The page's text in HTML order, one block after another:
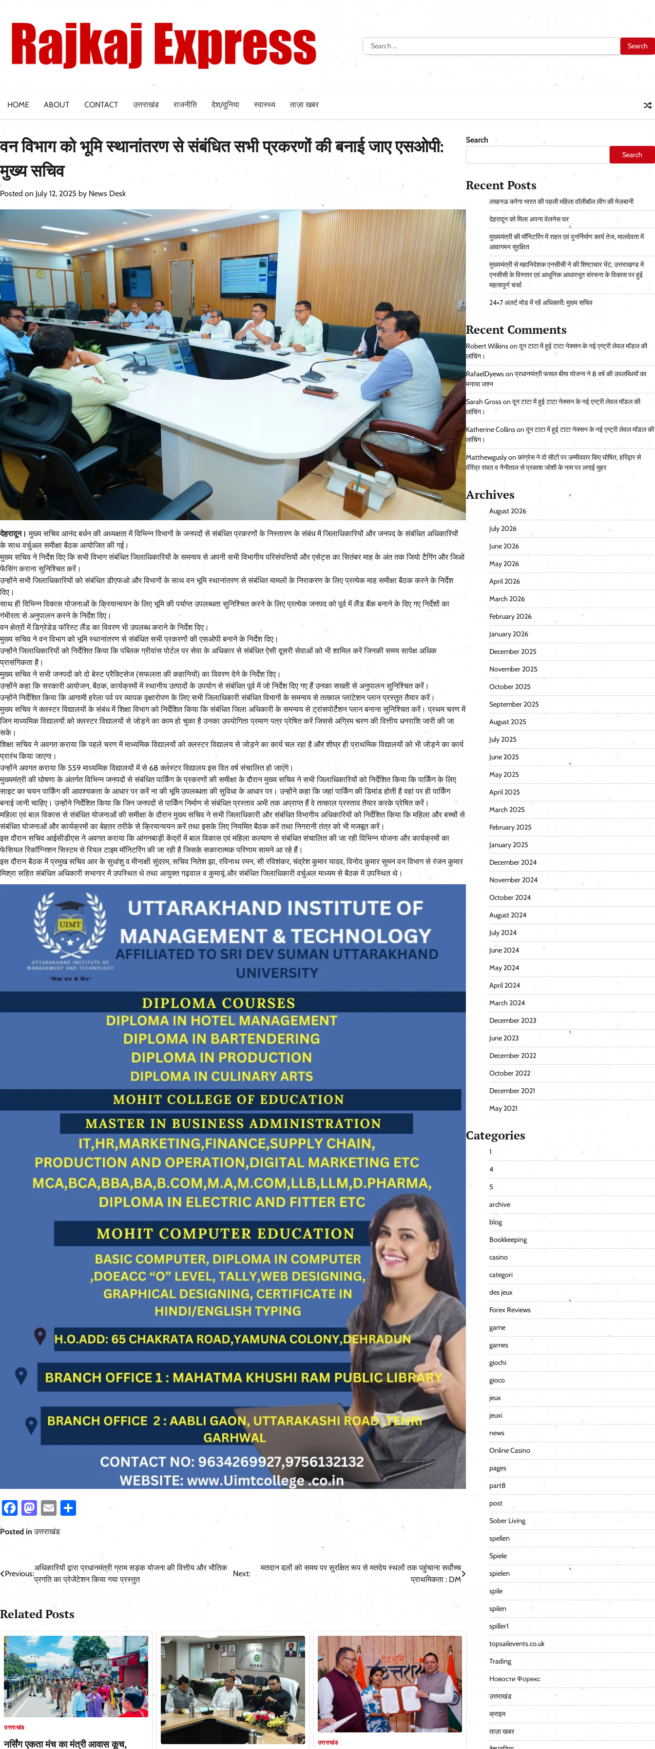
content
Search
for:
HOME ABOUT CONTACT उत्तराखंड राजनीति देश/दुनिया स्वास्थ्य ताज़ा खबर
वन विभाग को भूमि स्थानांतरण से संबंधित सभी प्रकरणों की बनाई जाए एसओपी:
मुख्य सचिव
Posted on July 12, 2025 by News Desk
देहरादून। मुख्य सचिव आनंद बर्धन की अध्यक्षता में विभिन्न विभागों के जनपदों से संबंधित प्रकरणों के निस्तारण के संबंध में जिलाधिकारियों और जनपद के संबंधित अधिकारियों
के साथ वर्चुअल समीक्षा बैठक आयोजित की गई।
मुख्य सचिव ने निर्देश दिए कि सभी विभाग संबंधित जिलाधिकारियों के समन्वय से अपनी सभी विभागीय परिसंपत्तियों और एसेट्स का सितंबर माह के अंत तक जियो टैगिंग और जिओ
फेंसिंग कराना सुनिश्चित करें।
उन्होंने सभी जिलाधिकारियों को संबंधित डीएफओ और विभागों के साथ वन भूमि स्थानांतरण से संबंधित मामलों के निराकरण के लिए प्रत्येक माह समीक्षा बैठक करने के निर्देश
दिए।
साथ ही विभिन्न विकास योजनाओं के क्रियान्वयन के लिए भूमि की पर्याप्त उपलब्धता सुनिश्चित करने के लिए प्रत्येक जनपद को पूर्व में लैंड बैंक बनाने के दिए गए निर्देशों का
गंभीरता से अनुपालन करने के निर्देश दिए।
वन क्षेत्रों में डिग्रेडेड फॉरेस्ट लैंड का विवरण भी उपलब्ध कराने के निर्देश दिए।
मुख्य सचिव ने वन विभाग को भूमि स्थानांतरण से संबंधित सभी प्रकरणों की एसओपी बनाने के निर्देश दिए।
उन्होंने जिलाधिकारियों को निर्देशित किया कि पब्लिक ग्रीवांस पोर्टल पर सेवा के अधिकार से संबंधित ऐसी दूसरी सेवाओं को भी शामिल करें जिनकी समय सापेक्ष अधिक
प्रासंगिकता है।
मुख्य सचिव ने सभी जनपदों को दो बेस्ट प्रैक्टिसेज (सफलता की कहानियों) का विवरण देने के निर्देश दिए।
उन्होंने कहा कि सरकारी आयोजन, बैठक, कार्यक्रमों में स्थानीय उत्पादों के उपयोग से संबंधित पूर्व में जो निर्देश दिए गए हैं उनका सख्ती से अनुपालन सुनिश्चित करें।
उन्होंने निर्देशित किया कि आगामी हरेला पर्व पर व्यापक वृक्षारोपण के लिए सभी जिलाधिकारी संबंधित विभागों के समन्वय से तत्काल प्लांटेशन प्लान प्रस्तुत तैयार करें।
मुख्य सचिव ने क्लस्टर विद्यालयों के संबंध में शिक्षा विभाग को निर्देशित किया कि संबंधित जिला अधिकारी के समन्वय से ट्रांसपोर्टेशन प्लान बनाना सुनिश्चित करें। प्रथम चरण में
जिन माध्यमिक विद्यालयों को क्लस्टर विद्यालयों से जोड़ने का काम हो चुका है उनका उपयोगिता प्रमाण पत्र प्रेषित करें जिससे अग्रिम चरण की वित्तीय धनराशि जारी की जा
सके।
शिक्षा सचिव ने अवगत कराया कि पहले चरण में माध्यमिक विद्यालयों को क्लस्टर विद्यालय से जोड़ने का कार्य चल रहा है और शीघ्र ही प्राथमिक विद्यालयों को भी जोड़ने का कार्य
प्रारंभ किया जाएगा।
उन्होंने अवगत कराया कि 559 माध्यमिक विद्यालयों में से 68 क्लस्टर विद्यालय इस वित वर्ष संचालित हो जाएंगे।
मुख्यमंत्री की घोषणा के अंतर्गत विभिन्न जनपदों से संबंधित पार्किंग के प्रकरणों की समीक्षा के दौरान मुख्य सचिव ने सभी जिलाधिकारियों को निर्देशित किया कि पार्किंग के लिए
साइट का चयन पार्किंग की आवश्यकता के आधार पर करें ना की भूमि उपलब्धता की सुविधा के आधार पर। उन्होंने कहा कि जहां पार्किंग की डिमांड होती है वहां पर ही पार्किंग
बनाई जानी चाहिए। उन्होंने निर्देशित किया कि जिन जनपदों से पार्किंग निर्माण से संबंधित प्रस्ताव अभी तक अप्राप्त हैं वे तत्काल प्रस्ताव तैयार करके प्रेषित करें।
महिला एवं बाल विकास से संबंधित योजनाओं की समीक्षा के दौरान मुख्य सचिव ने सभी जिलाधिकारी और संबंधित विभागीय अधिकारियों को निर्देशित किया कि महिला और बच्चों से
संबंधित योजनाओं और कार्यक्रमों का बेहतर तरीके से क्रियान्वयन करें तथा इसके लिए नियमित बैठक करें तथा निगरानी तंत्र को भी मजबूत करें।
इस दौरान सचिव आईसीडीएस ने अवगत कराया कि आंगनबाड़ी केंद्रों में बाल विकास एवं महिला कल्याण से संबंधित संचालित की जा रही विभिन्न योजना और कार्यक्रमों का
फेसियल रिकॉग्निशन सिस्टम से रियल टाइम मॉनिटरिंग की जा रही है जिसके सकारात्मक परिणाम सामने आ रहे हैं।
इस दौरान बैठक में प्रमुख सचिव आर के सुधांशु व मीनाक्षी सुंदरम, सचिव नितेश झा, रविनाथ रमन, सी रविशंकर, चंद्रेश कुमार यादव, विनोद कुमार सुमन वन विभाग से रंजन कुमार
मिश्रा सहित संबंधित अधिकारी सभागार में उपस्थित थे तथा आयुक्त गढ़वाल व कुमायूं और संबंधित जिलाधिकारी वर्चुअल माध्यम से बैठक में उपस्थित थे।
Facebook
Mastodon
EmailShare
Posted inउत्तराखंड
Post
navigation
Previous:
अधिकारियों द्वारा प्रधानमंत्री ग्राम सड़क योजना की वित्तीय और भौतिक
प्रगति का प्रेजेंटेशन किया गया प्रस्तुत
Next:
मतदान दलों को समय पर सुरक्षित रूप से मतदेय स्थलों तक पहुंचाना सर्वोच्च
प्राथमिकता : DM
Related Posts
उत्तराखंड
नर्सिंग एकता मंच का मंत्री आवास कूच, उत्तराखंड
Search
Search
Recent Posts
लखनऊ करेगा भारत की पहली महिला वॉलीबॉल लीग की मेज़बानी
देहरादून को मिला अपना वेलनेस घर
मुख्यमंत्री की मॉनिटरिंग में राहत एवं पुनर्निर्माण कार्य तेज, मालदेवता में
आवागमन सुरक्षित
मुख्यमंत्री से महानिदेशक एनसीसी ने की शिष्टाचार भेंट, उत्तराखण्ड में
एनसीसी के विस्तार एवं आधुनिक आधारभूत संरचना के विकास पर हुई
महत्वपूर्ण चर्चा
24×7 अलर्ट मोड में रहें अधिकारी: मुख्य सचिव
Recent Comments
Robert Wilkinsonदून टाटा में हुई टाटा नेक्सन के नई एन्ट्री लेवल मॉडल की
लांचिंग।
RafaelDyewsonप्रधानमंत्री फसल बीमा योजना ने 8 वर्ष की उपलब्धियों का
मनाया जश्न
Sarah Grossonदून टाटा में हुई टाटा नेक्सन के नई एन्ट्री लेवल मॉडल की
लांचिंग।
Katherine Collinsonदून टाटा में हुई टाटा नेक्सन के नई एन्ट्री लेवल मॉडल की
लांचिंग।
Matthewguslyonकांग्रेस ने दो सीटों पर उम्मीदवार किए घोषित, हरिद्वार से
वीरेंद्र रावत व नैनीताल से प्रकाश जोशी के नाम पर लगाई मुहर
Archives
August 2026
July 2026
June 2026
May 2026
April 2026
March 2026
February 2026
January 2026
December 2025
November 2025
October 2025
September 2025
August 2025
July 2025
June 2025
May 2025
April 2025
March 2025
February 2025
January 2025
December 2024
November 2024
October 2024
August 2024
July 2024
June 2024
May 2024
April 2024
March 2024
December 2023
June 2023
December 2022
October 2022
December 2021
May 2021
Categories
1
4
5
archive
blog
Bookkeeping
casino
categori
des jeux
Forex Reviews
game
games
giochi
gioco
jeux
jeuxi
news
Online Casino
pages
part8
post
Sober Living
spellen
Spiele
spielen
spile
spilen
spiller1
topsailevents.co.uk
Trading
Новости Форекс
उत्तराखंड
क्राइम
ताज़ा खबर